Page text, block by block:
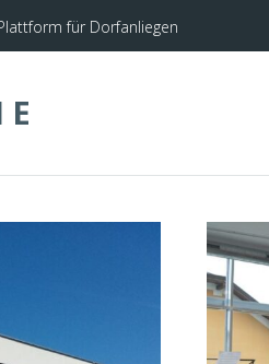
Hochwasserschutz Unterinntal